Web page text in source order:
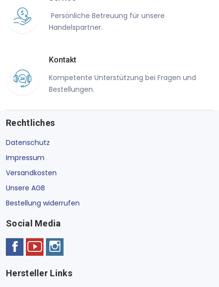
Persönliche Betreuung für unsere
Handelspartner.
Kontakt
Kompetente Unterstützung bei Fragen und
Bestellungen.
Rechtliches
Datenschutz
Impressum
Versandkosten
Unsere AGB
Bestellung widerrufen
Social Media
Hersteller Links